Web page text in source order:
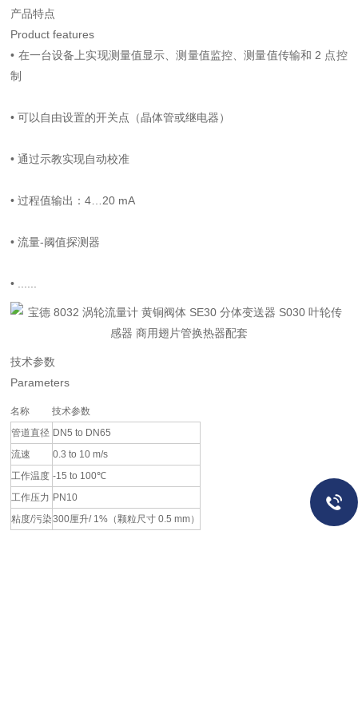
产品特点
Product features
• 在一台设备上实现测量值显示、测量值监控、测量值传输和 2 点控
制
•可以自由设置的开关点（晶体管或继电器）
•通过示教实现自动校准
•过程值输出：4…20 mA
•流量-阈值探测器
•
技术参数
Parameters
名称
技术参数
管道直径 DN5 to DN65
流速
0.3 to 10 m/s
工作温度 -15 to 100℃
工作压力 PN10
粘度/污染300厘升/ 1%（颗粒尺寸 0.5 mm）